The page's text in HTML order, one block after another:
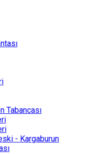
Tabancası
- Kargaburun